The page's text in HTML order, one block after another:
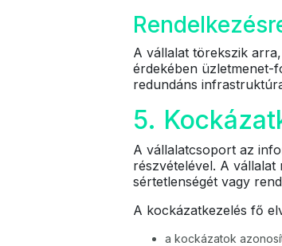
A vállalat törekszik
érdekében üzletmenet-
redundáns
5.
A vállalatcsoport az
részvételével. A
sértetlenségét vagy
A kockázatkezelés fő
a kockázatok